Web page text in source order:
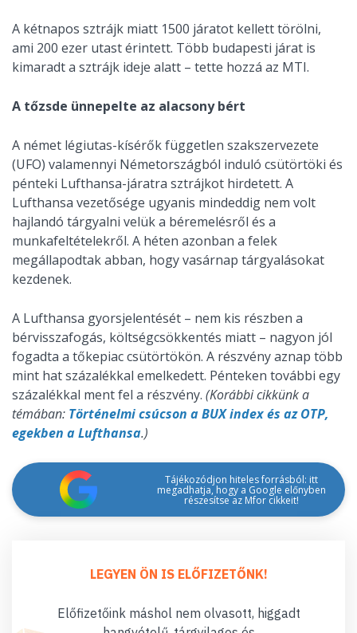
A kétnapos sztrájk miatt 1500 járatot kellett törölni,
ami 200 ezer utast érintett. Több budapesti járat is
kimaradt a sztrájk ideje alatt – tette hozzá az MTI.
A tőzsde ünnepelte az alacsony bért
A német légiutas-kísérők független szakszervezete
(UFO) valamennyi Németországból induló csütörtöki és
pénteki Lufthansa-járatra sztrájkot hirdetett. A
Lufthansa vezetősége ugyanis mindeddig nem volt
hajlandó tárgyalni velük a béremelésről és a
munkafeltételekről. A héten azonban a felek
megállapodtak abban, hogy vasárnap tárgyalásokat
kezdenek.
A Lufthansa gyorsjelentését – nem kis részben a
bérvisszafogás, költségcsökkentés miatt – nagyon jól
fogadta a tőkepiac csütörtökön. A részvény aznap több
mint hat százalékkal emelkedett. Pénteken további egy
százalékkal ment fel a részvény. (Korábbi cikkünk a
témában: Történelmi csúcson a BUX index és az OTP,
egekben a Lufthansa.)
Tájékozódjon hiteles forrásból: itt
megadhatja, hogy a Google előnyben
részesítse az Mfor cikkeit!
LEGYEN ÖN IS ELŐFIZETŐNK!
Előfizetőink máshol nem olvasott, higgadt